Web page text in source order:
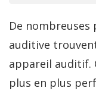
De
auditive
appareil auditif.
plus en plus